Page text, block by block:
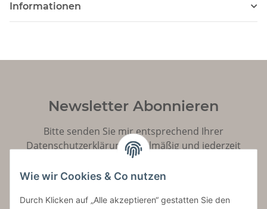
Informationen
Newsletter Abonnieren
Bitte senden Sie mir entsprechend Ihrer
Datenschutzerklärungregelmäßig und jederzeit
widerruflich Informationen zu Ihrem Produktsortiment
per E-Mail zu.
Abonnieren
Wie wir Cookies & Co nutzen
Durch Klicken auf „Alle akzeptieren“ gestatten Sie den